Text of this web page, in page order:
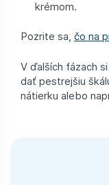
krémom.
Pozrite sa, čo na
V ďalších fázach
dať pestrejšiu
nátierku alebo